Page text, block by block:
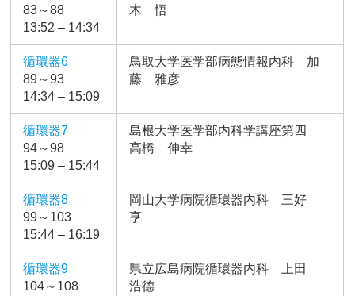
83～88
13:52 – 14:34
木 悟
循環器6
89～93
14:34 – 15:09
鳥取大学医学部病態情報内科 加
藤 雅彦
循環器7
94～98
15:09 – 15:44
島根大学医学部内科学講座第四
高橋 伸幸
循環器8
99～103
15:44 – 16:19
岡山大学病院循環器内科 三好
亨
循環器9
104～108
県立広島病院循環器内科 上田
浩德